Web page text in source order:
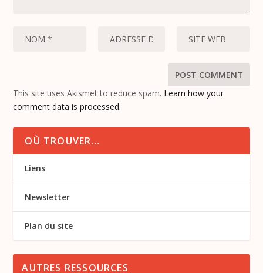
This site uses Akismet to reduce spam. Learn how your
comment data is processed.
OÙ TROUVER…
Liens
Newsletter
Plan du site
AUTRES RESSOURCES